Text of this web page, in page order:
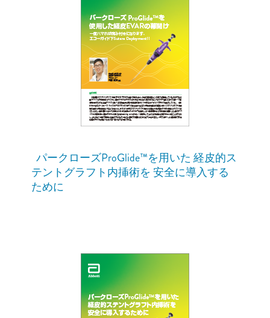
パークローズProGlide™を用いた 経皮的ス
テントグラフト内挿術を 安全に導入する
ために